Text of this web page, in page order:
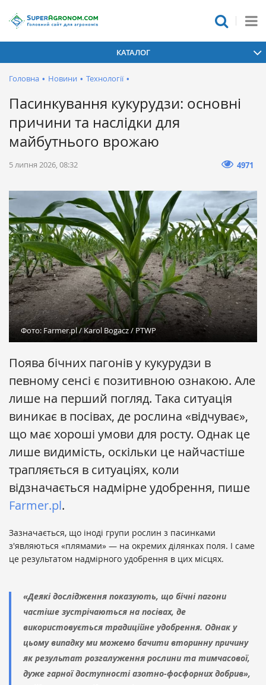
КАТАЛОГ
Головна • Новини • Технології •
Пасинкування кукурудзи: основні
причини та наслідки для
майбутнього врожаю
5 липня 2026, 08:32 4971
Фото: Farmer.pl / Karol Bogacz / PTWP
Поява бічних пагонів у кукурудзи в
певному сенсі є позитивною ознакою. Але
лише на перший погляд. Така ситуація
виникає в посівах, де рослина «відчуває»,
що має хороші умови для росту. Однак це
лише видимість, оскільки це найчастіше
трапляється в ситуаціях, коли
відзначається надмірне удобрення, пише
Farmer.pl.
Зазначається, що іноді групи рослин з пасинками
з'являються «плямами» — на окремих ділянках поля. І саме
це результатом надмірного удобрення в цих місцях.
«Деякі дослідження показують, що бічні пагони
частіше зустрічаються на посівах, де
використовується традиційне удобрення. Однак у
цьому випадку ми можемо бачити вторинну причину
як результат розгалуження рослини та тимчасової,
дуже гарної доступності азотно-фосфорних добрив»,